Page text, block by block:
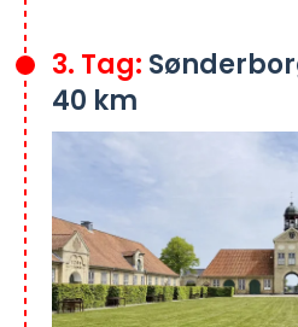
3. Tag:
40 km